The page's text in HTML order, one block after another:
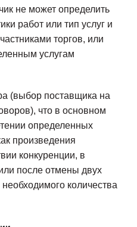
не может определить
работ или тип услуг и
торгов, или
услугам
(выбор поставщика на
что в основном
определенных
произведения
конкуренции, в
после отмены двух
количества